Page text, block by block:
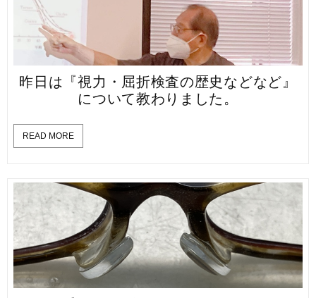
昨日は『視力・屈折検査の歴史などなど』
について教わりました。
READ MORE